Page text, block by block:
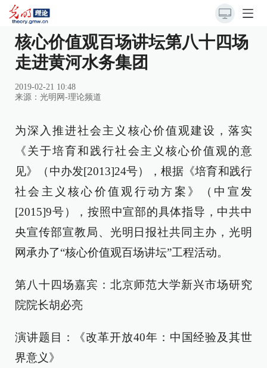
核心价值观百场讲坛第八十四场
走进黄河水务集团
2019-02-21 10:48
来源： 光明网-理论频道
为深入推进社会主义核心价值观建设，落实
《关于培育和践行社会主义核心价值观的意
见》（中办发[2013]24号），根据《培育和践行
社会主义核心价值观行动方案》（中宣发
[2015]9号），按照中宣部的具体指导，中共中
央宣传部宣教局、光明日报社共同主办，光明
网承办了“核心价值观百场讲坛”工程活动。
第八十四场嘉宾： 北京师范大学新兴市场研究
院院长胡必亮
演讲题目：《改革开放40年：中国经验及其世
界意义》